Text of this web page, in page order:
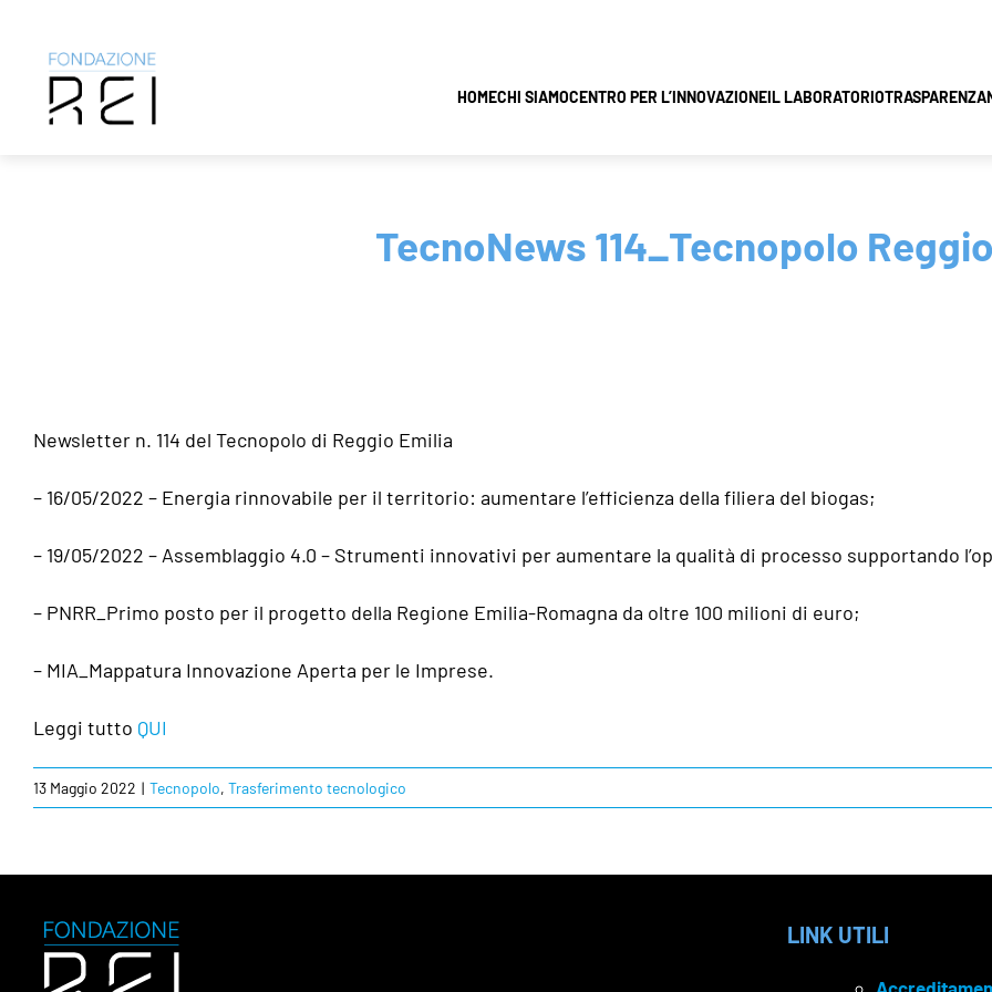
HOMECHI SIAMOCENTRO PER L’INNOVAZIONEIL LABORATORIOTRASPARENZA
TecnoNews 114_Tecnopolo
Newsletter n. 114 del Tecnopolo di Reggio Emilia
– 16/05/2022 – Energia rinnovabile per il territorio: aumentare l’efficienza della filiera del biogas;
– 19/05/2022 – Assemblaggio 4.0 – Strumenti innovativi per aumentare la qualità di processo supportando
– PNRR_Primo posto per il progetto della Regione Emilia-Romagna da oltre 100 milioni di euro;
– MIA_Mappatura Innovazione Aperta per le Imprese.
Leggi tutto QUI
13 Maggio 2022 | Tecnopolo, Trasferimento tecnologico
LINK UTILI